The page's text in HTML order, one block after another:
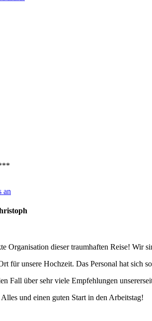
an
Organisation dieser traumhaften Reise! Wir
für unsere Hochzeit. Das Personal hat sich
Fall über sehr viele Empfehlungen
und einen guten Start in den Arbeitstag!